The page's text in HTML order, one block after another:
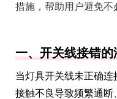
措施，帮助用户避免不
一、开关线接错的
当灯具开关线未正确连
接触不良导致频繁通断